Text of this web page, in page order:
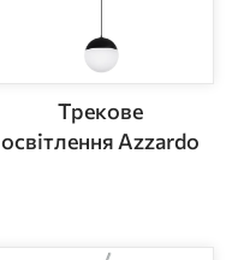
Трекове
освітлення Azzardo